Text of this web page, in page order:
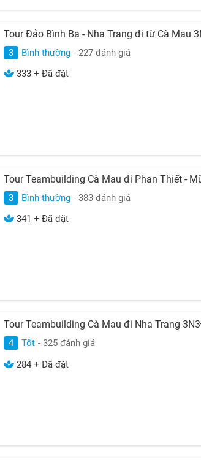
Tour Đảo Bình Ba - Nha Trang đi từ Cà Mau
3 Bình thường - 227 đánh giá
333 + Đã đặt
Tour Teambuilding Cà Mau đi Phan Thiết -
3 Bình thường - 383 đánh giá
341 + Đã đặt
Tour Teambuilding Cà Mau đi Nha Trang
4 Tốt - 325 đánh giá
284 + Đã đặt